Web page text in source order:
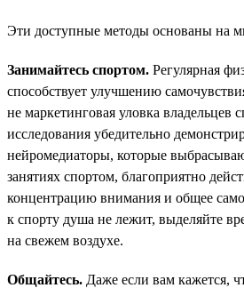
Эти доступные методы основаны на
Занимайтесь спортом. Регулярная
способствует улучшению
не маркетинговая уловка владельцев
исследования убедительно
нейромедиаторы, которые
занятиях спортом, благоприятно
концентрацию внимания и общее
к спорту душа не лежит, выделяйте
на свежем воздухе.
Общайтесь. Даже если вам кажется,